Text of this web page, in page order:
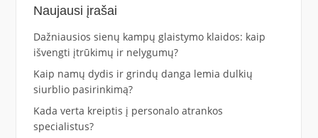
Naujausi įrašai
Dažniausios sienų kampų glaistymo klaidos: kaip
išvengti įtrūkimų ir nelygumų?
Kaip namų dydis ir grindų danga lemia dulkių
siurblio pasirinkimą?
Kada verta kreiptis į personalo atrankos
specialistus?